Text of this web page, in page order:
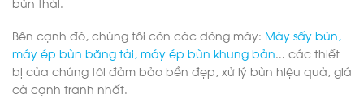
Bên cạnh đó, chúng tôi còn các dòng máy: Máy sấy bùn,
máy ép bùn băng tải,máy ép bùn khung bản… các thiết
bị của chúng tôi đảm bảo bền đẹp, xử lý bùn hiệu quả, giá
cả cạnh tranh nhất.